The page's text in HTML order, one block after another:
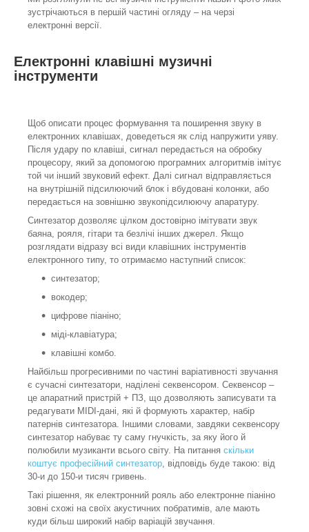
зустрічаються в першій частині огляду – на черзі
електронні версії.
Електронні клавішні музичні
інструменти
Щоб описати процес формування та поширення звуку в
електронних клавішах, доведеться як слід напружити уяву.
Після удару по клавіші, сигнал передається на обробку
процесору, який за допомогою програмних алгоритмів імітує
той чи інший звуковий ефект. Далі сигнал відправляється
на внутрішній підсилюючий блок і вбудовані колонки, або
передається на зовнішню звукопідсилюючу апаратуру.
Синтезатор дозволяє цілком достовірно імітувати звук
баяна, рояля, гітари та безлічі інших джерел. Якщо
розглядати відразу всі види клавішних інструментів
електронного типу, то отримаємо наступний список:
синтезатор;
вокодер;
цифрове піаніно;
міді-клавіатура;
клавішні комбо.
Найбільш прогресивними по частині варіативності звучання
є сучасні синтезатори, наділені секвенсором. Секвенсор –
це апаратний пристрій + ПЗ, що дозволяють записувати та
редагувати MIDI-дані, які й формують характер, набір
патернів синтезатора. Іншими словами, завдяки секвенсору
синтезатор набуває ту саму гнучкість, за яку його й
полюбили музиканти всього світу. На питання скільки
коштує професійний синтезатор, відповідь буде такою: від
30-и до 150-и тисяч гривень.
Такі рішення, як електронний рояль або електронне піаніно
зовні схожі на своїх акустичних побратимів, але мають
куди більш широкий набір варіацій звучання.